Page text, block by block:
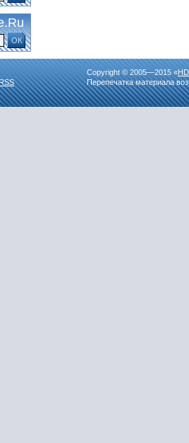
ОК
Copyright © 2005—2015 «
Перепечатка материала